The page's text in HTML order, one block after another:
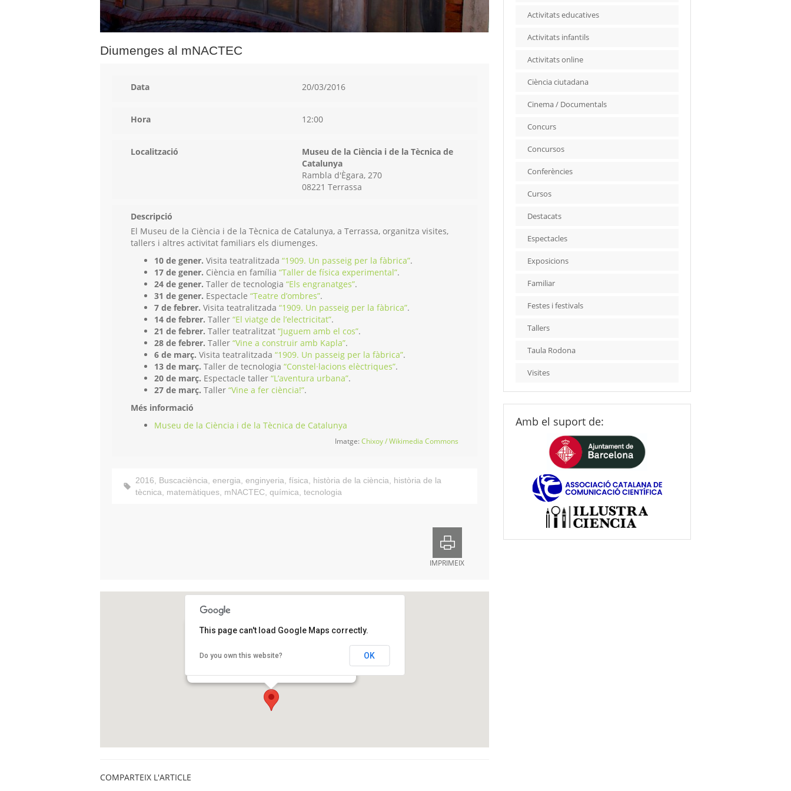
Diumenges al mNACTEC
Data 20/03/2016
Hora 12:00
Localització
Museu de la Ciència i de la Tècnica de
Catalunya
Rambla d'Ègara, 270
08221 Terrassa
Descripció
El Museu de la Ciència i de la Tècnica de Catalunya, a Terrassa, organitza visites,
tallers i altres activitat familiars els diumenges.
10 de gener. Visita teatralitzada “1909. Un passeig per la fàbrica”.
17 de gener. Ciència en família “Taller de física experimental”.
24 de gener. Taller de tecnologia “Els engranatges”.
31 de gener. Espectacle “Teatre d’ombres”.
7 de febrer. Visita teatralitzada “1909. Un passeig per la fàbrica”.
14 de febrer. Taller “El viatge de l’electricitat”.
21 de febrer. Taller teatralitzat “Juguem amb el cos”.
28 de febrer. Taller “Vine a construir amb Kapla”.
6 de març. Visita teatralitzada “1909. Un passeig per la fàbrica”.
13 de març. Taller de tecnologia “Constel·lacions elèctriques”.
20 de març. Espectacle taller “L’aventura urbana”.
27 de març. Taller “Vine a fer ciència!”.
Més informació
Museu de la Ciència i de la Tècnica de Catalunya
Imatge:Chixoy / Wikimedia Commons
2016, Buscaciència, energia, enginyeria, física, història de la ciència, història de la
tècnica, matemàtiques, mNACTEC, química, tecnologia
IMPRIMEIX
Rambla d'Ègara, 270
This page can't load Google Maps correctly.
Do you own this website? OK
COMPARTEIX L'ARTICLE
Activitats educatives
Activitats infantils
Activitats online
Ciència ciutadana
Cinema / Documentals
Concurs
Concursos
Conferències
Cursos
Destacats
Espectacles
Exposicions
Familiar
Festes i festivals
Tallers
Taula Rodona
Visites
Amb el suport de: